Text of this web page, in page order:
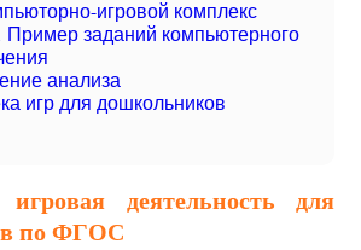
игровой комплекс
Пример заданий компьютерного
анализа
игр для дошкольников
игровая деятельность для
по ФГОС